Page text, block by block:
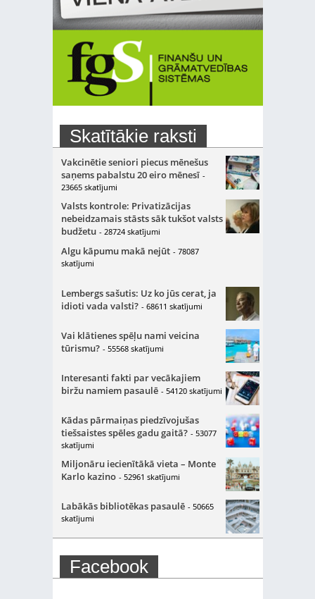
Skatītākie raksti
Vakcinētie seniori piecus mēnešus
saņems pabalstu 20 eiro mēnesī -
23665 skatījumi
Valsts kontrole: Privatizācijas
nebeidzamais stāsts sāk tukšot valsts
budžetu - 28724 skatījumi
Algu kāpumu makā nejūt - 78087
skatījumi
Lembergs sašutis: Uz ko jūs cerat, ja
idioti vada valsti? - 68611 skatījumi
Vai klātienes spēļu nami veicina
tūrismu? - 55568 skatījumi
Interesanti fakti par vecākajiem
biržu namiem pasaulē - 54120 skatījumi
Kādas pārmaiņas piedzīvojušas
tiešsaistes spēles gadu gaitā? - 53077
skatījumi
Miljonāru iecienītākā vieta – Monte
Karlo kazino - 52961 skatījumi
Labākās bibliotēkas pasaulē - 50665
skatījumi
Facebook